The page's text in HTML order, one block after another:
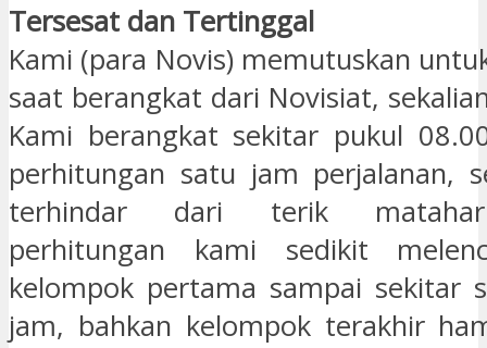
Tersesat dan Tertinggal
Kami (para Novis) memutuskan
saat berangkat dari Novisiat,
Kami berangkat sekitar pukul
perhitungan satu jam perjalanan,
terhindar dari terik
perhitungan kami sedikit
kelompok pertama sampai sekitar
jam, bahkan kelompok terakhir